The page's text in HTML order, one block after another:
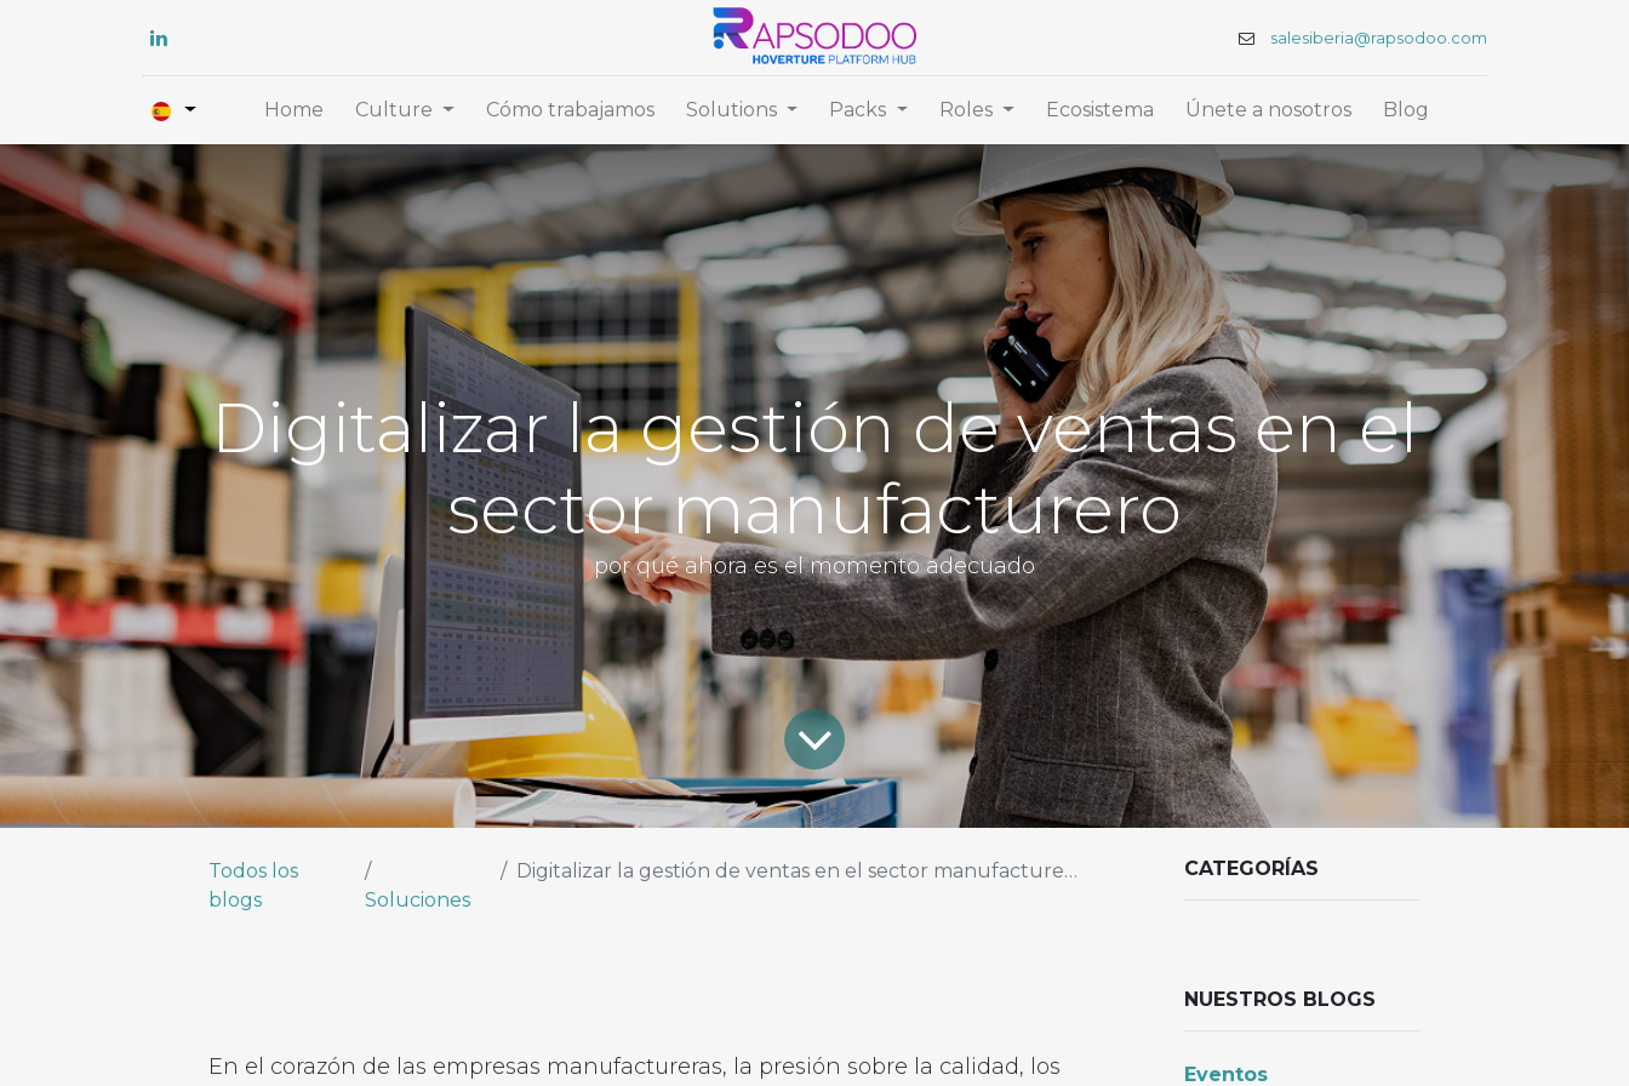
salesiberia@rapsodoo.com
Home Culture Cómo trabajamos Solutions Packs Roles Ecosistema Únete a nosotros Blog
Digitalizar la gestión de ventas en el
sector manufacturero
por qué ahora es el momento adecuado
Todos los
blogs
Soluciones
Digitalizar la gestión de ventas en el sector manufacturero
En el corazón de las empresas manufactureras, la presión sobre la calidad, los
CATEGORÍAS
NUESTROS BLOGS
Eventos